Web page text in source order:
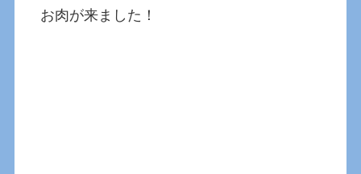
お肉が来ました！